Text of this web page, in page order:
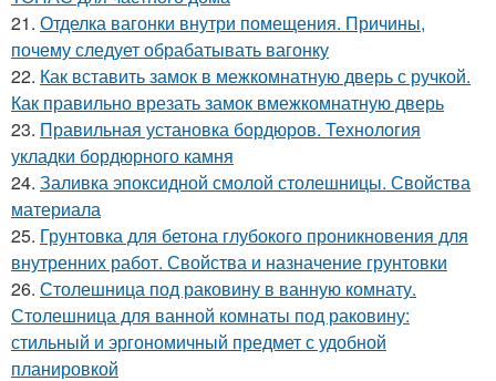
21. Отделка вагонки внутри помещения. Причины,
почему следует обрабатывать вагонку
22. Как вставить замок в межкомнатную дверь с ручкой.
Как правильно врезать замок вмежкомнатную дверь
23. Правильная установка бордюров. Технология
укладки бордюрного камня
24. Заливка эпоксидной смолой столешницы. Свойства
материала
25. Грунтовка для бетона глубокого проникновения для
внутренних работ. Свойства и назначение грунтовки
26. Столешница под раковину в ванную комнату.
Столешница для ванной комнаты под раковину:
стильный и эргономичный предмет с удобной
планировкой